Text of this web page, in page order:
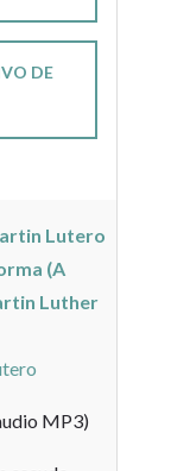
DE
Lutero
(A
Luther
MP3)